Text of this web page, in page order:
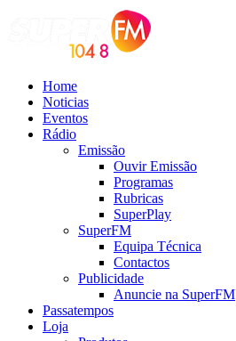
Home
Noticias
Eventos
Rádio
Emissão
Ouvir Emissão
Programas
Rubricas
SuperPlay
SuperFM
Equipa Técnica
Contactos
Publicidade
Anuncie na SuperFM
Passatempos
Loja